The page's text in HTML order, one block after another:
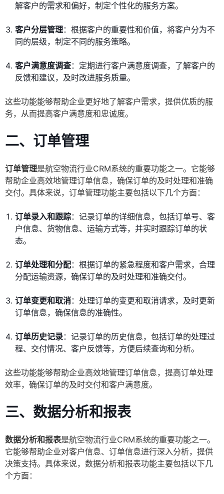
解客户的需求和偏好，制定个性化的服务方案。
客户分层管理：根据客户的重要性和价值，将客户分为不
同的层级，制定不同的服务策略。
客户满意度调查：定期进行客户满意度调查，了解客户的
反馈和建议，及时改进服务质量。
这些功能能够帮助企业更好地了解客户需求，提供优质的服
务，从而提高客户满意度和忠诚度。
二、订单管理
订单管理是航空物流行业CRM系统的重要功能之一。它能够
帮助企业高效地管理订单信息，确保订单的及时处理和准确
交付。具体来说，订单管理功能主要包括以下几个方面：
订单录入和跟踪：记录订单的详细信息，包括订单号、客
户信息、货物信息、运输方式等，并实时跟踪订单的状
态。
订单处理和分配：根据订单的紧急程度和客户需求，合理
分配运输资源，确保订单的及时处理和准确交付。
订单变更和取消：处理订单的变更和取消请求，及时更新
订单信息，确保信息的准确性。
订单历史记录：记录订单的历史信息，包括订单的处理过
程、交付情况、客户反馈等，方便后续查询和分析。
这些功能能够帮助企业高效地管理订单信息，提高订单处理
效率，确保订单的及时交付和客户满意度。
三、数据分析和报表
数据分析和报表是航空物流行业CRM系统的重要功能之一。
它能够帮助企业对客户信息、订单信息进行深入分析，提供
决策支持。具体来说，数据分析和报表功能主要包括以下几
个方面：